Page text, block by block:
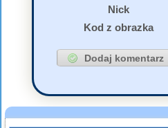
Nick
Kod z obrazka